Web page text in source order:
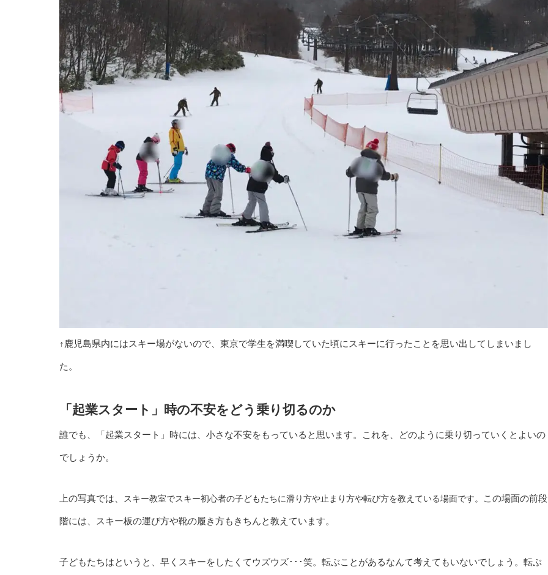
↑鹿児島県内にはスキー場がないので、東京で学生を満喫していた頃にスキーに行ったことを思い出してしまいまし
た。
「起業スタート」時の不安をどう乗り切るのか
誰でも、「起業スタート」時には、小さな不安をもっていると思います。これを、どのように乗り切っていくとよいの
でしょうか。
上の写真では、 スキー教室でスキー初心者の子どもたちに滑り方や止まり方や転び方を教えている場面です。 この場面の前段
階には、スキー板の運び方や靴の履き方もきちんと教えています。
子どもたちはというと、早くスキーをしたくてウズウズ･･･笑。転ぶことがあるなんて考えてもいないでしょう。転ぶ